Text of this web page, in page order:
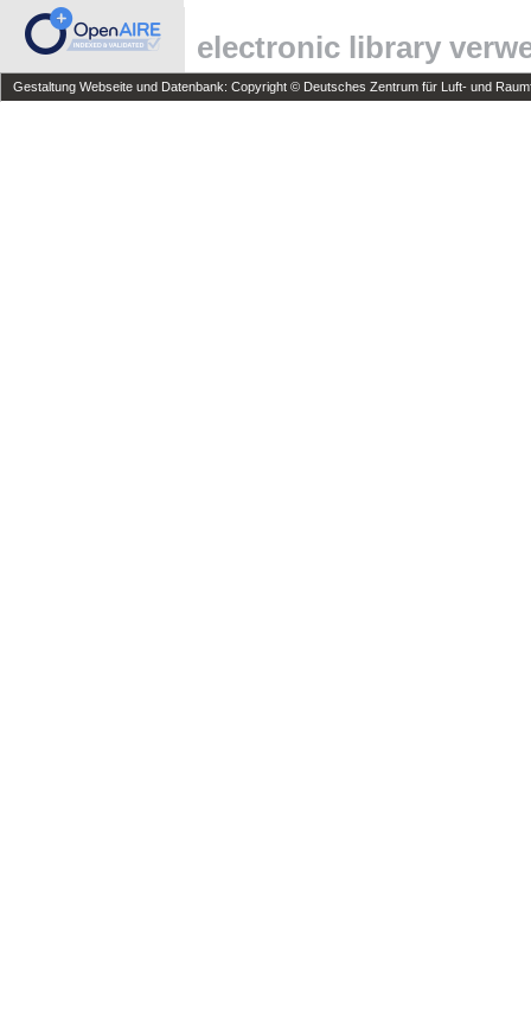
electronic library
Gestaltung Webseite und Datenbank: Copyright © Deutsches Zentrum für Luft- und